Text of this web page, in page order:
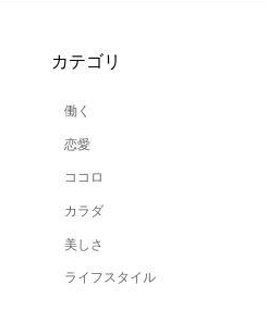
カテゴリ
働く
恋愛
ココロ
カラダ
美しさ
ライフスタイル